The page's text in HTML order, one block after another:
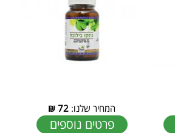
המחיר שלנו: 72
₪
פרטים נוספים